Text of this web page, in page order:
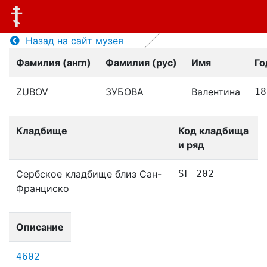
Назад на сайт музея
Фамилия (англ)
Фамилия (рус) Имя
ZUBOV ЗУБОВА Валентина
Кладбище
Код кладбища
и ряд
Сербское кладбище близ Сан-
Франциско
SF 202
Описание
4602